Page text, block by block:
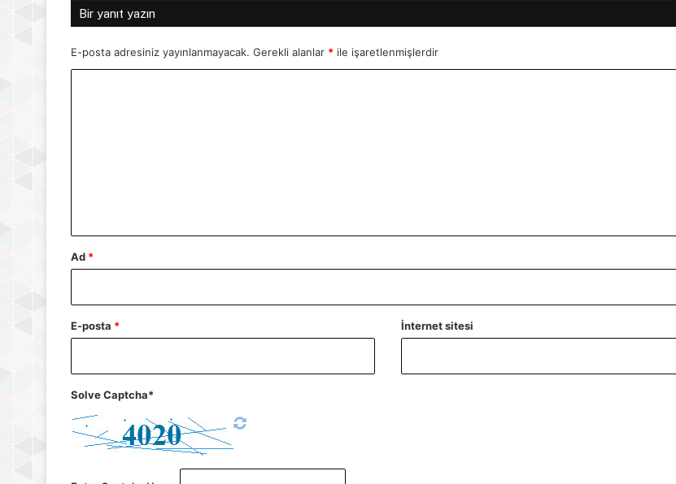
Bir yanıt yazın
E-posta adresiniz yayınlanmayacak. Gerekli alanlar * ile işaretlenmişlerdir
Ad *
E-posta * İnternet sitesi
Solve Captcha*